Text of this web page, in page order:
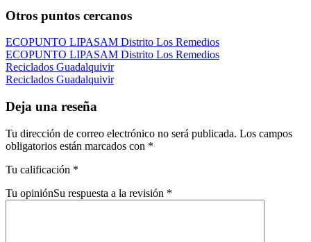
Otros puntos cercanos
ECOPUNTO LIPASAM Distrito Los Remedios
ECOPUNTO LIPASAM Distrito Los Remedios
Reciclados Guadalquivir
Reciclados Guadalquivir
Deja una reseña
Tu dirección de correo electrónico no será publicada. Los campos
obligatorios están marcados con *
Tu calificación *
Tu opiniónSu respuesta a la revisión *